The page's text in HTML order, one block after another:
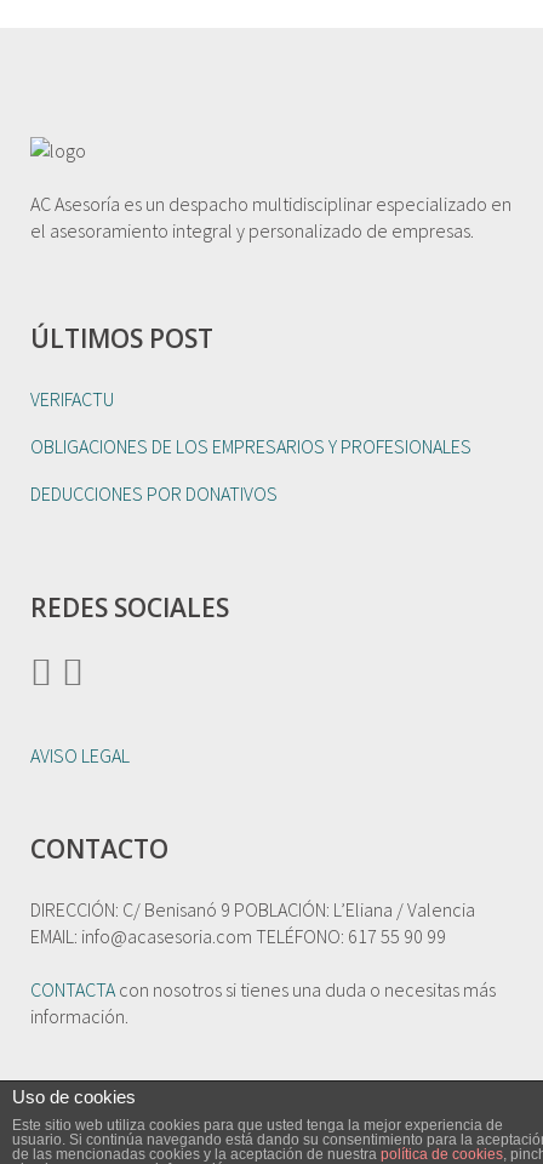
AC Asesoría es un despacho multidisciplinar especializado en
el asesoramiento integral y personalizado de empresas.
ÚLTIMOS POST
VERIFACTU
OBLIGACIONES DE LOS EMPRESARIOS Y PROFESIONALES
DEDUCCIONES POR DONATIVOS
REDES SOCIALES
AVISO LEGAL
CONTACTO
DIRECCIÓN: C/ Benisanó 9 POBLACIÓN: L’Eliana / Valencia
EMAIL: info@acasesoria.com TELÉFONO: 617 55 90 99
CONTACTAcon nosotros si tienes una duda o necesitas más
información.
Uso de cookies
Este sitio web utiliza cookies para que usted tenga la mejor experiencia de
usuario. Si continúa navegando está dando su consentimiento para la
de las mencionadas cookies y la aceptación de nuestra política de cookies,